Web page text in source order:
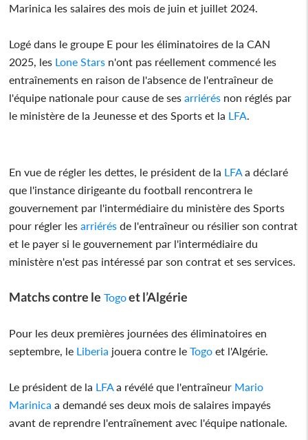
Marinica les salaires des mois de juin et juillet 2024.
Logé dans le groupe E pour les éliminatoires de la CAN
2025, les Lone Stars n'ont pas réellement commencé les
entraînements en raison de l'absence de l'entraîneur de
l'équipe nationale pour cause de ses arriérés non réglés par
le ministère de la Jeunesse et des Sports et la LFA.
En vue de régler les dettes, le président de la LFAa déclaré
que l'instance dirigeante du football rencontrera le
gouvernement par l'intermédiaire du ministère des Sports
pour régler les arriérés de l'entraîneur ou résilier son contrat
et le payer si le gouvernement par l'intermédiaire du
ministère n'est pas intéressé par son contrat et ses services.
Matchs contre le Togoet l’Algérie
Pour les deux premières journées des éliminatoires en
septembre, le Liberia jouera contre le Togo et l'Algérie.
Le président de la LFAa révélé que l'entraîneur Mario
Marinica a demandé ses deux mois de salaires impayés
avant de reprendre l'entraînement avec l'équipe nationale.